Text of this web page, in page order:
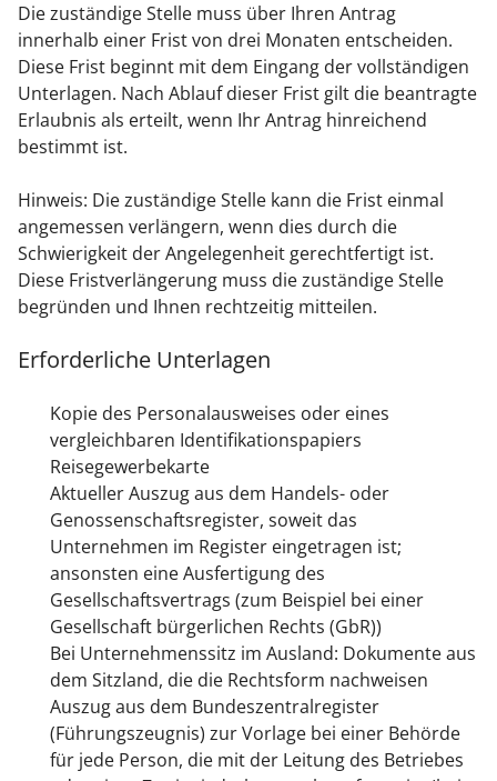
Die zuständige Stelle muss über Ihren Antrag
innerhalb einer Frist von drei Monaten entscheiden.
Diese Frist beginnt mit dem Eingang der vollständigen
Unterlagen. Nach Ablauf dieser Frist gilt die beantragte
Erlaubnis als erteilt, wenn Ihr Antrag hinreichend
bestimmt ist.
Hinweis: Die zuständige Stelle kann die Frist einmal
angemessen verlängern, wenn dies durch die
Schwierigkeit der Angelegenheit gerechtfertigt ist.
Diese Fristverlängerung muss die zuständige Stelle
begründen und Ihnen rechtzeitig mitteilen.
Erforderliche Unterlagen
Kopie des Personalausweises oder eines
vergleichbaren Identifikationspapiers
Reisegewerbekarte
Aktueller Auszug aus dem Handels- oder
Genossenschaftsregister, soweit das
Unternehmen im Register eingetragen ist;
ansonsten eine Ausfertigung des
Gesellschaftsvertrags (zum Beispiel bei einer
Gesellschaft bürgerlichen Rechts (GbR))
Bei Unternehmenssitz im Ausland: Dokumente aus
dem Sitzland, die die Rechtsform nachweisen
Auszug aus dem Bundeszentralregister
(Führungszeugnis) zur Vorlage bei einer Behörde
für jede Person, die mit der Leitung des Betriebes